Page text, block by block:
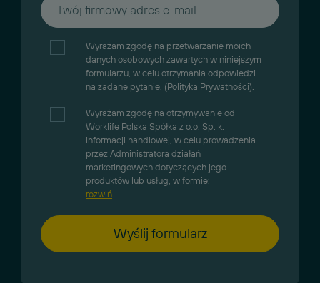
Wyrażam zgodę na przetwarzanie moich
danych osobowych zawartych w niniejszym
formularzu, w celu otrzymania odpowiedzi
na zadane pytanie. (Polityka Prywatności).
Wyrażam zgodę na otrzymywanie od
Worklife Polska Spółka z o.o. Sp. k.
informacji handlowej, w celu prowadzenia
przez Administratora działań
marketingowych dotyczących jego
produktów lub usług, w formie:
rozwiń